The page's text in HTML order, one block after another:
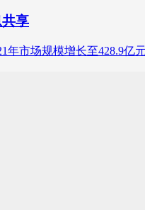
享
年市场规模增长至428.9亿